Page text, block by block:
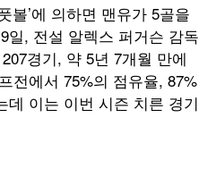
볼’에 의하면 맨유가 5골을
일, 전설 알렉스 퍼거슨 감독
경기, 약 5년 7개월 만에
전에서 75%의 점유율, 87%
데 이는 이번 시즌 치른 경기